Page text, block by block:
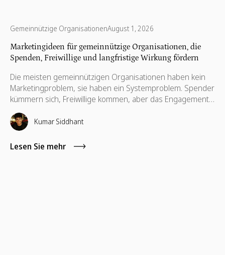
Gemeinnützige OrganisationenAugust 1, 2026
Marketingideen für gemeinnützige Organisationen, die
Spenden, Freiwillige und langfristige Wirkung fördern
Die meisten gemeinnützigen Organisationen haben kein
Marketingproblem, sie haben ein Systemproblem. Spender
kümmern sich, Freiwillige kommen, aber das Engagement
hält nicht immer an. In diesem Leitfaden werden praktische
Marketingideen beschrieben, um eine langfristige Wirkung
zu erzielen.
Kumar Siddhant
Lesen Sie mehr